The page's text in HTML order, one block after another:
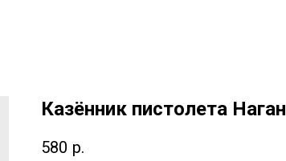
Казённик пистолета Наган
580 р.